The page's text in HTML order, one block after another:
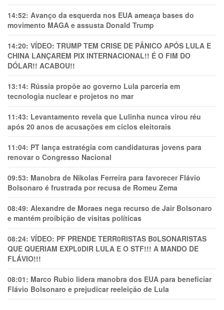
14:52: Avanço da esquerda nos EUA ameaça bases do
movimento MAGA e assusta Donald Trump
14:20: VÍDEO: TRUMP TEM CRlSE DE PÂNlCO APÓS LULA E
CHINA LANÇAREM PIX INTERNACIONAL!! É O FIM DO
DÓLAR!! ACABOU!!
13:14: Rússia propõe ao governo Lula parceria em
tecnologia nuclear e projetos no mar
11:43: Levantamento revela que Lulinha nunca virou réu
após 20 anos de acusações em ciclos eleitorais
11:04: PT lança estratégia com candidaturas jovens para
renovar o Congresso Nacional
09:53: Manobra de Nikolas Ferreira para favorecer Flávio
Bolsonaro é frustrada por recusa de Romeu Zema
08:49: Alexandre de Moraes nega recurso de Jair Bolsonaro
e mantém proibição de visitas políticas
08:24: VÍDEO: PF PRENDE TERR0RlSTAS B0LSONARlSTAS
QUE QUERIAM EXPL0DlR LULA E O STF!!! A MANDO DE
FLÁVIO!!!
08:01: Marco Rubio lidera manobra dos EUA para beneficiar
Flávio Bolsonaro e prejudicar reeleição de Lula